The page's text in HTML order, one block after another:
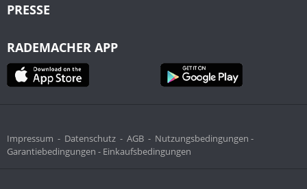
PRESSE
RADEMACHER APP
Impressum - Datenschutz - AGB - Nutzungsbedingungen -
Garantiebedingungen - Einkaufsbedingungen